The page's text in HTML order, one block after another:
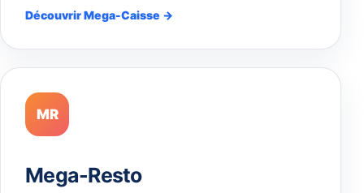
Découvrir Mega-Caisse →
MR
Mega-Resto